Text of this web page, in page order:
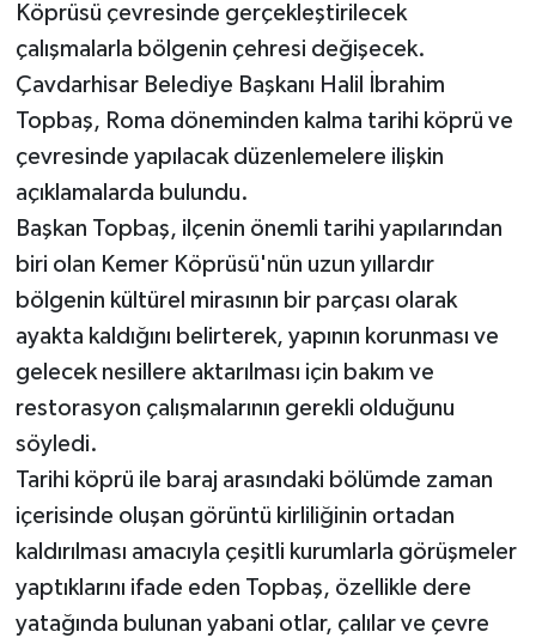
Köprüsü çevresinde gerçekleştirilecek
çalışmalarla bölgenin çehresi değişecek.
Çavdarhisar Belediye Başkanı Halil İbrahim
Topbaş, Roma döneminden kalma tarihi köprü ve
çevresinde yapılacak düzenlemelere ilişkin
açıklamalarda bulundu.
Başkan Topbaş, ilçenin önemli tarihi yapılarından
biri olan Kemer Köprüsü'nün uzun yıllardır
bölgenin kültürel mirasının bir parçası olarak
ayakta kaldığını belirterek, yapının korunması ve
gelecek nesillere aktarılması için bakım ve
restorasyon çalışmalarının gerekli olduğunu
söyledi.
Tarihi köprü ile baraj arasındaki bölümde zaman
içerisinde oluşan görüntü kirliliğinin ortadan
kaldırılması amacıyla çeşitli kurumlarla görüşmeler
yaptıklarını ifade eden Topbaş, özellikle dere
yatağında bulunan yabani otlar, çalılar ve çevre